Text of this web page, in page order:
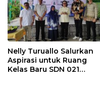
Nelly Turuallo Salurkan
Aspirasi untuk Ruang
Kelas Baru SDN 021